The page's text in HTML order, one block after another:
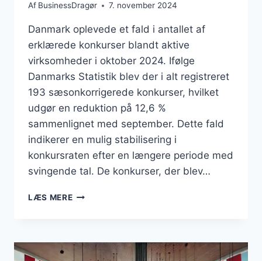
Af BusinessDragør 7. november 2024
Danmark oplevede et fald i antallet af
erklærede konkurser blandt aktive
virksomheder i oktober 2024. Ifølge
Danmarks Statistik blev der i alt registreret
193 sæsonkorrigerede konkurser, hvilket
udgør en reduktion på 12,6 %
sammenlignet med september. Dette fald
indikerer en mulig stabilisering i
konkursraten efter en længere periode med
svingende tal. De konkurser, der blev…
LÆS MEREFALD
BLANDT
AKTIVE